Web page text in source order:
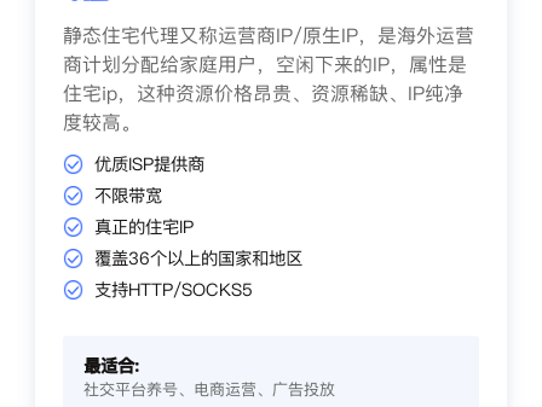
静态住宅代理又称运营商IP/原生IP，是海外运营
商计划分配给家庭用户，空闲下来的IP，属性是
住宅ip，这种资源价格昂贵、资源稀缺、IP纯净
度较高。
优质ISP提供商
不限带宽
真正的住宅IP
覆盖36个以上的国家和地区
支持HTTP/SOCKS5
最适合:
社交平台养号、电商运营、广告投放